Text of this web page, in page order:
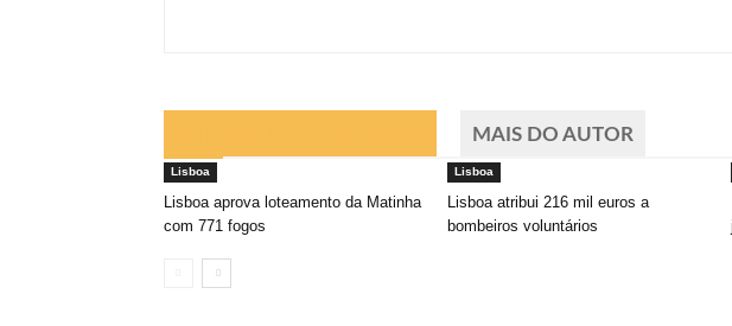
MAIS DO AUTOR
Lisboa
Lisboa aprova loteamento da Matinha
com 771 fogos
Lisboa
Lisboa atribui 216 mil euros a
bombeiros voluntários